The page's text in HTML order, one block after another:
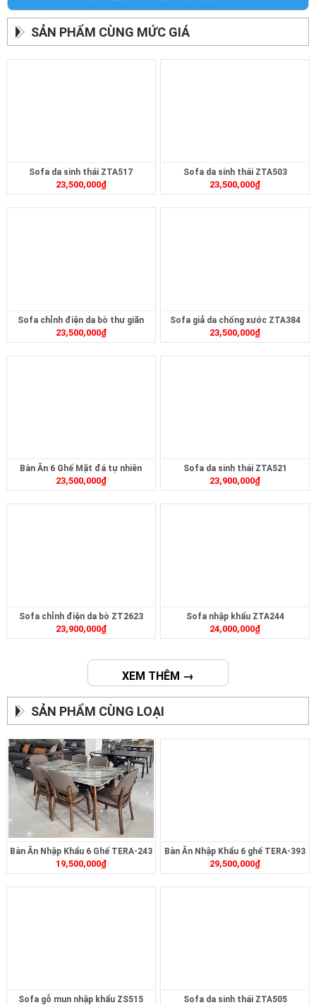
SẢN PHẨM CÙNG MỨC GIÁ
Sofa da sinh thái ZTA517
23,500,000₫
Sofa da sinh thái ZTA503
23,500,000₫
Sofa chỉnh điện da bò thư giãn
ZT2622
23,500,000₫
Sofa giả da chống xước ZTA384
23,500,000₫
Bàn Ăn 6 Ghế Mặt đá tự nhiên
TERA-286
23,500,000₫
Sofa da sinh thái ZTA521
23,900,000₫
Sofa chỉnh điện da bò ZT2623
23,900,000₫
Sofa nhập khẩu ZTA244
24,000,000₫
XEM THÊM →
SẢN PHẨM CÙNG LOẠI
Bàn Ăn Nhập Khẩu 6 Ghế TERA-243
19,500,000₫
Bàn Ăn Nhập Khẩu 6 ghế TERA-393
29,500,000₫
Sofa gỗ mun nhập khẩu ZS515 Sofa da sinh thái ZTA505